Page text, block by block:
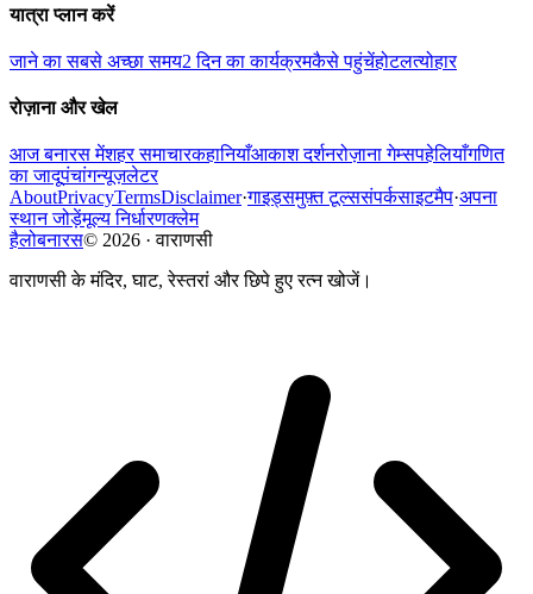
यात्रा प्लान करें
जाने का सबसे अच्छा समय2 दिन का कार्यक्रमकैसे पहुंचेंहोटलत्योहार
रोज़ाना और खेल
आज बनारस मेंशहर समाचारकहानियाँआकाश दर्शनरोज़ाना गेम्सपहेलियाँगणित
का जादूपंचांगन्यूज़लेटर
AboutPrivacyTermsDisclaimer·गाइड्समुफ़्त टूल्ससंपर्कसाइटमैप·अपना
स्थान जोड़ेंमूल्य निर्धारणक्लेम
हैलोबनारस© 2026 ·वाराणसी
वाराणसी के मंदिर, घाट, रेस्तरां और छिपे हुए रत्न खोजें।